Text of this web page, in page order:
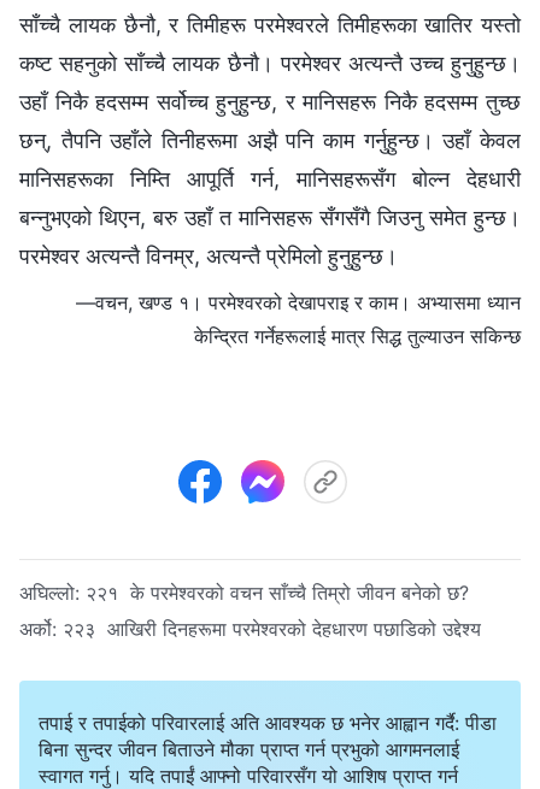
साँच्चै लायक छैनौ, र तिमीहरू परमेश्‍वरले तिमीहरूका खातिर यस्तो
कष्ट सहनुको साँच्चै लायक छैनौ। परमेश्‍वर अत्यन्तै उच्च हुनुहुन्छ।
उहाँ निकै हदसम्म सर्वोच्च हुनुहुन्छ, र मानिसहरू निकै हदसम्म तुच्छ
छन्, तैपनि उहाँले तिनीहरूमा अझै पनि काम गर्नुहुन्छ। उहाँ केवल
मानिसहरूका निम्ति आपूर्ति गर्न, मानिसहरूसँग बोल्न देहधारी
बन्नुभएको थिएन, बरु उहाँ त मानिसहरू सँगसँगै जिउनु समेत हुन्छ।
परमेश्‍वर अत्यन्तै विनम्र, अत्यन्तै प्रेमिलो हुनुहुन्छ।
—वचन, खण्ड १। परमेश्‍वरको देखापराइ र काम। अभ्यासमा ध्यान
केन्द्रित गर्नेहरूलाई मात्र सिद्ध तुल्याउन सकिन्छ
अघिल्लो: २२१ के परमेश्‍वरको वचन साँच्चै तिम्रो जीवन बनेको छ?
अर्को: २२३ आखिरी दिनहरूमा परमेश्‍वरको देहधारण पछाडिको उद्देश्य
तपाई र तपाईको परिवारलाई अति आवश्यक छ भनेर आह्वान गर्दै: पीडा
बिना सुन्दर जीवन बिताउने मौका प्राप्त गर्न प्रभुको आगमनलाई
स्वागत गर्नु। यदि तपाईं आफ्नो परिवारसँग यो आशिष प्राप्त गर्न